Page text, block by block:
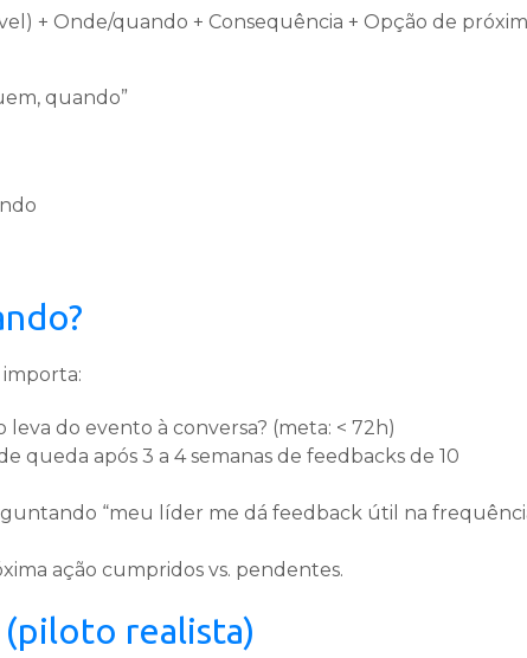
+ Onde/quando + Consequência + Opção de
quando”
do evento à conversa? (meta: < 72h)
queda após 3 a 4 semanas de feedbacks de 10
“meu líder me dá feedback útil na
ação cumpridos vs. pendentes.
(piloto realista)